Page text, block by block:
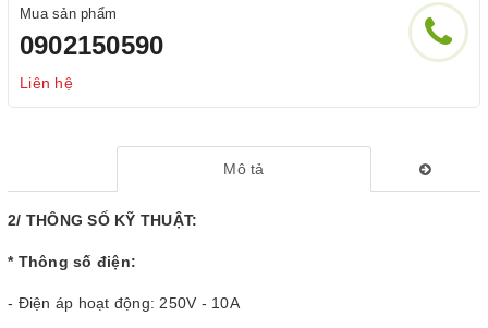
Mua sản phẩm
0902150590
Liên hệ
Mô tả
2/ THÔNG SỐ KỸ THUẬT:
* Thông số điện:
- Điện áp hoạt động: 250V - 10A